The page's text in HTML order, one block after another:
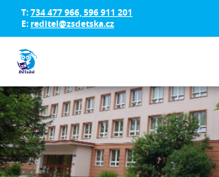
T:734 477 966, 596 911 201
E: reditel@zsdetska.cz